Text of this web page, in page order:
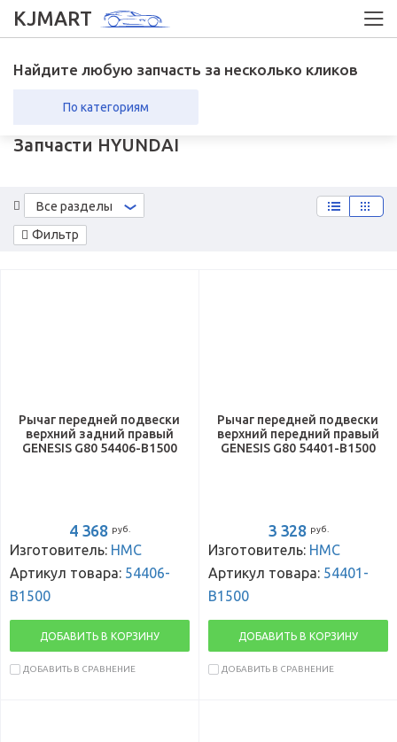
KJMART
Найдите любую запчасть за несколько кликов
По категориям
Запчасти HYUNDAI
Фильтр
Все разделы
Рычаг передней подвески
верхний задний правый
GENESIS G80 54406-B1500
4 368 руб.
Изготовитель: HMC
Артикул товара: 54406-
B1500
ДОБАВИТЬ В КОРЗИНУ
ДОБАВИТЬ В СРАВНЕНИЕ
Рычаг передней подвески
верхний передний правый
GENESIS G80 54401-B1500
3 328 руб.
Изготовитель: HMC
Артикул товара: 54401-
B1500
ДОБАВИТЬ В КОРЗИНУ
ДОБАВИТЬ В СРАВНЕНИЕ